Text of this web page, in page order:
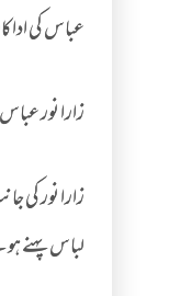
عباس کی
زارا نور
زارا نور کی
لباس پہنے